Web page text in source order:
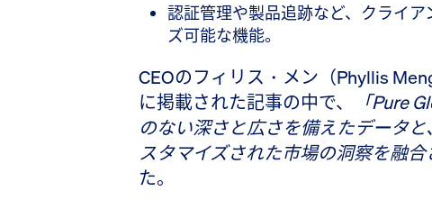
認証管理や製品追跡など、クライ
ズ可能な機能。
CEOのフィリス・メン（Phyllis
に掲載された記事の中で、
「Pure
のない深さと広さを備えたデータ
スタマイズされた市場の洞察を融合
た。